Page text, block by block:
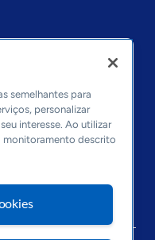
semelhantes para
personalizar
interesse. Ao utilizar
monitoramento descrito